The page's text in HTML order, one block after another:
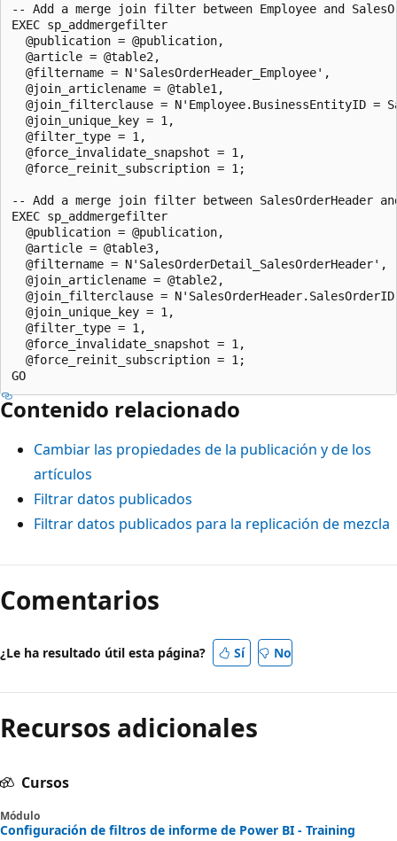
-- Add a merge join filter between Employee and
EXEC sp_addmergefilter
  @publication = @publication,
  @article = @table2,
  @filtername = N'SalesOrderHeader_Employee',
  @join_articlename = @table1,
@join_filterclause = N'Employee.BusinessEntityID =
  @join_unique_key = 1,
  @filter_type = 1,
  @force_invalidate_snapshot = 1,
  @force_reinit_subscription = 1;
-- Add a merge join filter between SalesOrderHeader
EXEC sp_addmergefilter
  @publication = @publication,
  @article = @table3,
  @filtername = N'SalesOrderDetail_SalesOrderHeader',
  @join_articlename = @table2,
@join_filterclause =
  @join_unique_key = 1,
  @filter_type = 1,
  @force_invalidate_snapshot = 1,
  @force_reinit_subscription = 1;
Contenido relacionado
Cambiar las propiedades de la publicación y de los
artículos
Filtrar datos publicados
Filtrar datos publicados para la replicación de mezcla
Comentarios
¿Le ha resultado útil esta página? Sí No
Recursos adicionales
Cursos
Módulo
Configuración de filtros de informe de Power BI - Training